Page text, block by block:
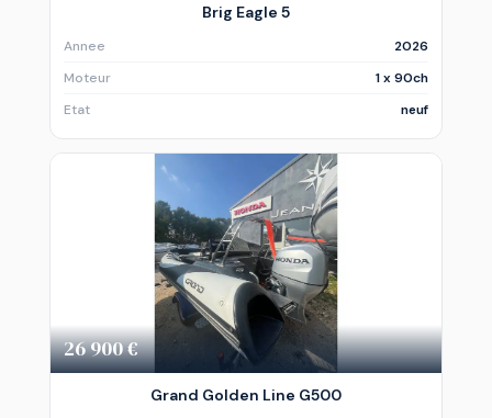
Brig Eagle 5
Annee
2026
Moteur
1 x 90ch
Etat
neuf
26 900 €
Grand Golden Line G500